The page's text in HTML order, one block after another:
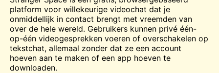
platform voor willekeurige videochat dat je
onmiddellijk in contact brengt met vreemden van
over de hele wereld. Gebruikers kunnen privé één-
op-één videogesprekken voeren of overschakelen op
tekstchat, allemaal zonder dat ze een account
hoeven aan te maken of een app hoeven te
downloaden.